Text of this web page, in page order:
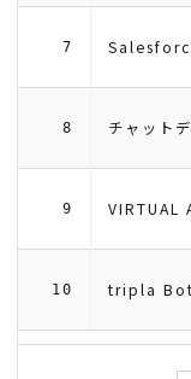
7
8 チャット
9 VIRTUAL
10 tripla Bot